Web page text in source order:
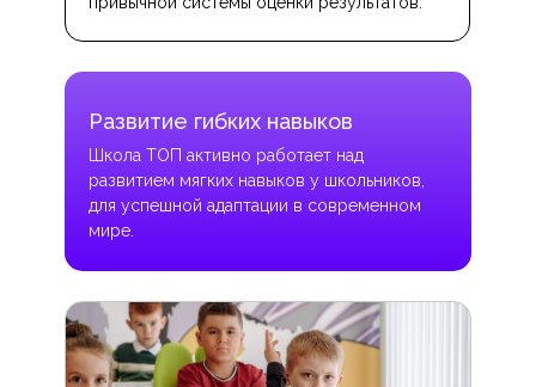
Развитие гибких навыков
Школа ТОП активно работает над
развитием мягких навыков у школьников,
для успешной адаптации в современном
мире.